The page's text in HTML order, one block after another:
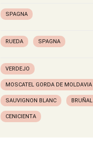
SPAGNA
RUEDA SPAGNA
VERDEJO
MOSCATEL GORDA DE MOLDAVIA
SAUVIGNON BLANC BRUÑAL
CENICIENTA